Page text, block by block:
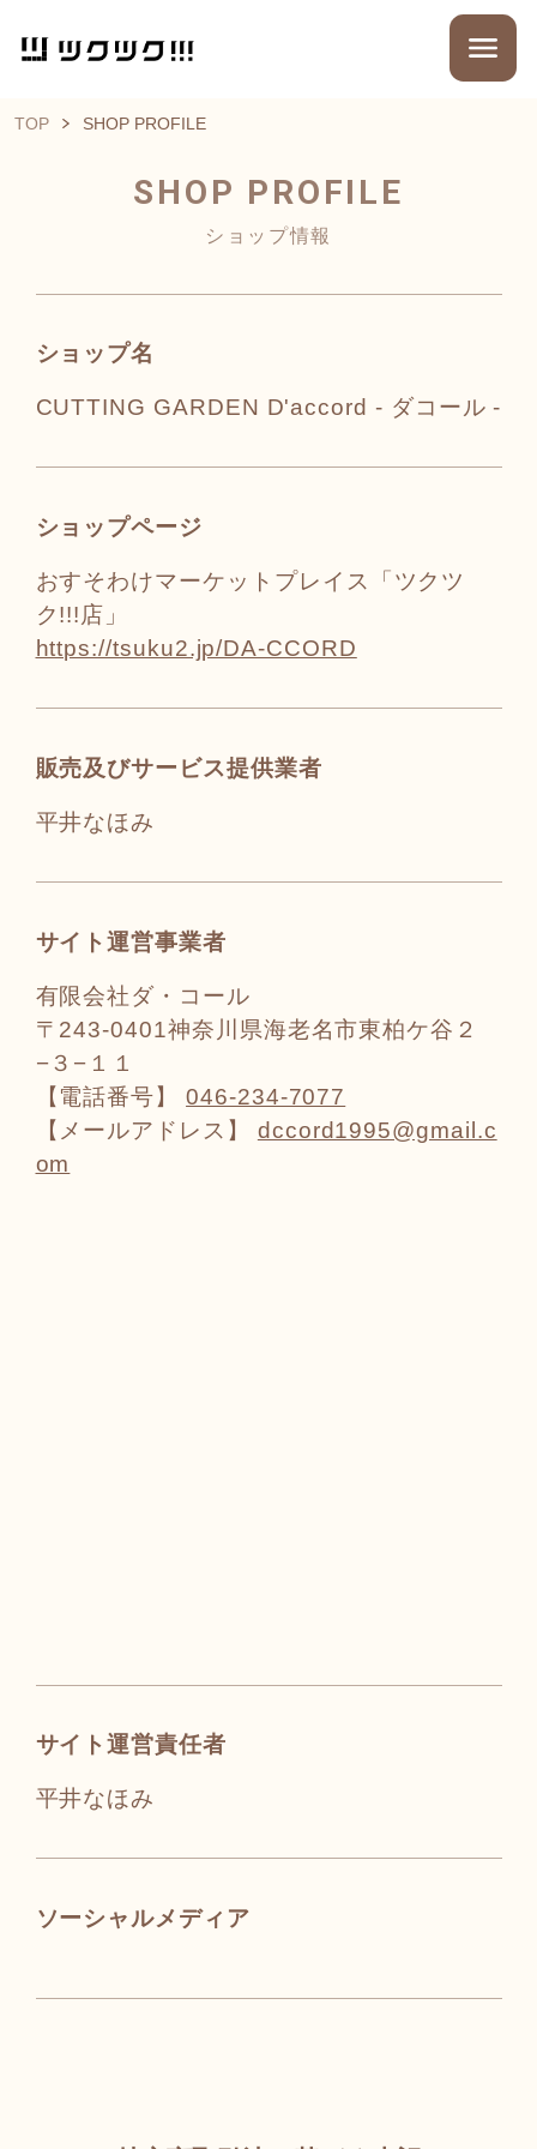
TOP SHOP PROFILE
SHOP PROFILE
ショップ情報
ショップ名
CUTTING GARDEN D'accord - ダコール -
ショップページ
おすそわけマーケットプレイス「ツクツ
ク!!!店」
https://tsuku2.jp/DA-CCORD
販売及びサービス提供業者
平井なほみ
サイト運営事業者
有限会社ダ・コール
〒243-0401神奈川県海老名市東柏ケ谷２
−３−１１
【電話番号】046-234-7077
【メールアドレス】 dccord1995@gmail.c
om
サイト運営責任者
平井なほみ
ソーシャルメディア